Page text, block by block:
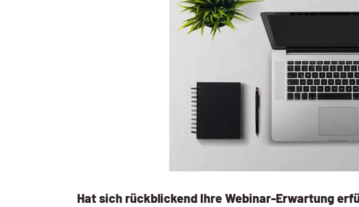
Hat sich rückblickend Ihre Webinar-Erwartung